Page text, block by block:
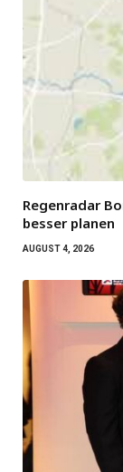
Regenradar
besser planen
AUGUST 4, 2026